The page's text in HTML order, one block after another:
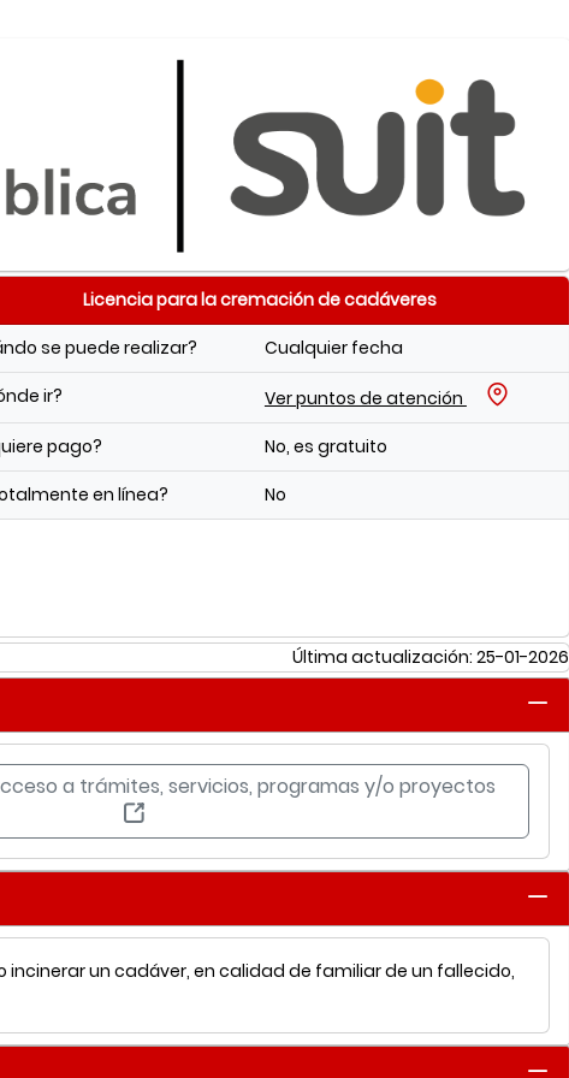
Licencia para la cremación de cadáveres
se puede realizar?
Cualquier fecha
ir?
Ver puntos de atención
pago?
No, es gratuito
en línea?
No
Última actualización: 25-01-2026
a trámites, servicios, programas y/o proyectos
un cadáver, en calidad de familiar de un fallecido,